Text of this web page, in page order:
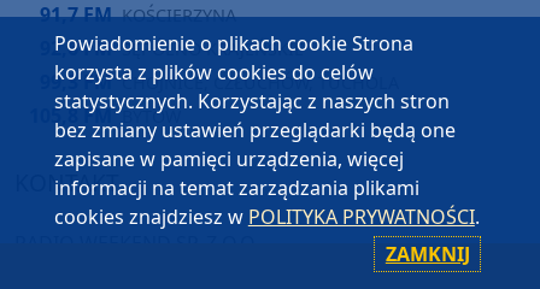
91,7 FM KOŚCIERZYNA
92,6 FM SĘPÓLNO KRAJEŃSKIE
99,3 FM CHOJNICE, CZŁUCHÓW, TUCHOLA
105,8 FM BYTÓW
KONTAKT
Powiadomienie o plikach cookie Strona
korzysta z plików cookies do celów
statystycznych. Korzystając z naszych stron
bez zmiany ustawień przeglądarki będą one
zapisane w pamięci urządzenia, więcej
informacji na temat zarządzania plikami
cookies znajdziesz w POLITYKA PRYWATNOŚCI.
ZAMKNIJ